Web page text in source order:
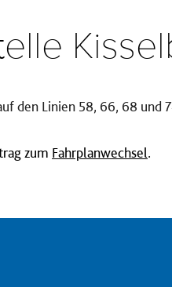
den Linien 58, 66, 68 und
zum Fahrplanwechsel.